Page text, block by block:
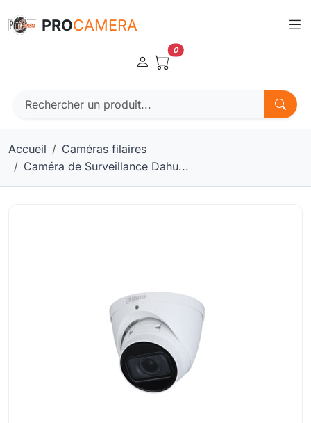
PROCAMERA
0
Accueil
Caméras filaires
Caméra de Surveillance Dahu...